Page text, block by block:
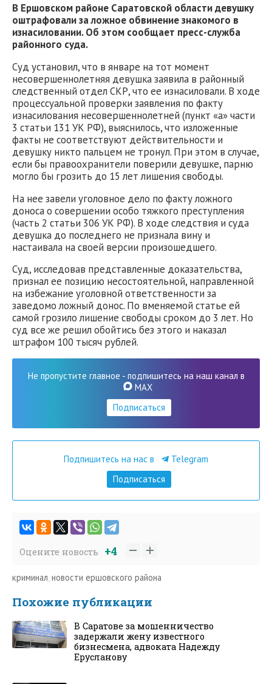
В Ершовском районе Саратовской области девушку
оштрафовали за ложное обвинение знакомого в
изнасиловании. Об этом сообщает пресс-служба
районного суда.
Суд установил, что в январе на тот момент
несовершеннолетняя девушка заявила в районный
следственный отдел СКР, что ее изнасиловали. В ходе
процессуальной проверки заявления по факту
изнасилования несовершеннолетней (пункт «а» части
3 статьи 131 УК РФ), выяснилось, что изложенные
факты не соответствуют действительности и
девушку никто пальцем не тронул. При этом в случае,
если бы правоохранители поверили девушке, парню
могло бы грозить до 15 лет лишения свободы.
На нее завели уголовное дело по факту ложного
доноса о совершении особо тяжкого преступления
(часть 2 статьи 306 УК РФ). В ходе следствия и суда
девушка до последнего не признала вину и
настаивала на своей версии произошедшего.
Суд, исследовав представленные доказательства,
признал ее позицию несостоятельной, направленной
на избежание уголовной ответственности за
заведомо ложный донос. По вменяемой статье ей
самой грозило лишение свободы сроком до 3 лет. Но
суд все же решил обойтись без этого и наказал
штрафом 100 тысяч рублей.
Не пропустите главное - подпишитесь на наш канал в
MAX
Подписаться
Подпишитесь на нас в
Telegram
Подписаться
Оцените новость +4
криминал,новости ершовского района
Похожие публикации
В Саратове за мошенничество
задержали жену известного
бизнесмена, адвоката Надежду
Ерусланову